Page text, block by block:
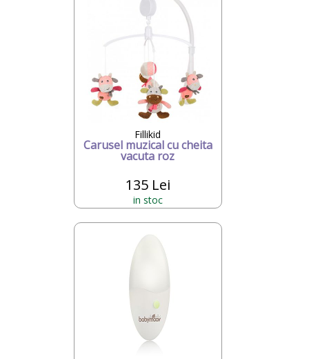
Fillikid
Carusel muzical cu cheita
vacuta roz
135 Lei
in stoc